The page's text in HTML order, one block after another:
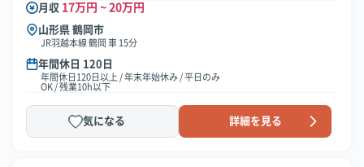
月収 17万円 ~ 20万円
山形県 鶴岡市
JR羽越本線 鶴岡 車 15分
年間休日 120日
年間休日120日以上 / 年末年始休み / 平日のみ
OK / 残業10h以下
気になる 詳細を見る